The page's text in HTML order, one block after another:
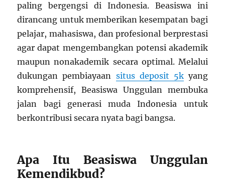
paling bergengsi di Indonesia. Beasiswa ini
dirancang untuk memberikan kesempatan bagi
pelajar, mahasiswa, dan profesional berprestasi
agar dapat mengembangkan potensi akademik
maupun nonakademik secara optimal. Melalui
dukungan pembiayaan situs deposit 5kyang
komprehensif, Beasiswa Unggulan membuka
jalan bagi generasi muda Indonesia untuk
berkontribusi secara nyata bagi bangsa.
Apa Itu Beasiswa Unggulan
Kemendikbud?